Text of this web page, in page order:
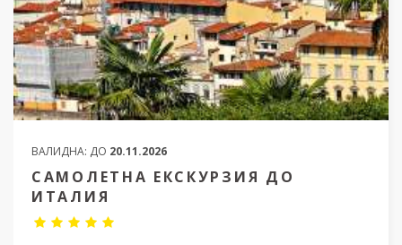
ВАЛИДНА: ДО 20.11.2026
САМОЛЕТНА ЕКСКУРЗИЯ ДО
ИТАЛИЯ